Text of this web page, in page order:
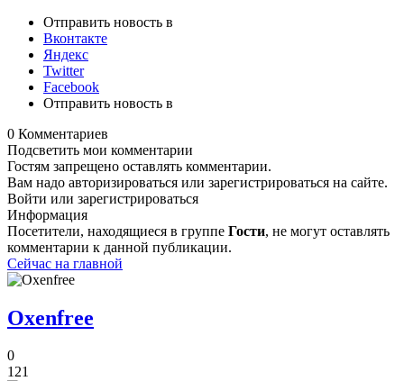
Отправить новость в
Вконтакте
Яндекс
Twitter
Facebook
Отправить новость в
0 Комментариев
Подсветить мои комментарии
Гостям запрещено оставлять комментарии.
Вам надо авторизироваться или зарегистрироваться на сайте.
Войти или зарегистрироваться
Информация
Посетители, находящиеся в группе Гости, не могут оставлять
комментарии к данной публикации.
Сейчас на главной
Oxenfree
0
121